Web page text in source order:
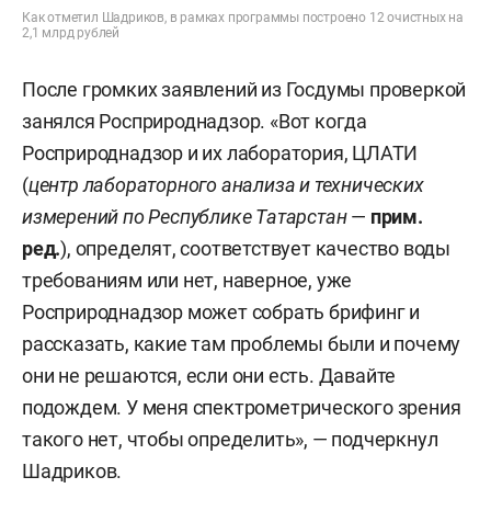
Как отметил Шадриков, в рамках программы построено 12 очистных на
2,1 млрд рублей
После громких заявлений из Госдумы проверкой
занялся Росприроднадзор. «Вот когда
Росприроднадзор и их лаборатория, ЦЛАТИ
(центр лабораторного анализа и технических
измерений по Республике Татарстан— прим.
ред.), определят, соответствует качество воды
требованиям или нет, наверное, уже
Росприроднадзор может собрать брифинг и
рассказать, какие там проблемы были и почему
они не решаются, если они есть. Давайте
подождем. У меня спектрометрического зрения
такого нет, чтобы определить», — подчеркнул
Шадриков.